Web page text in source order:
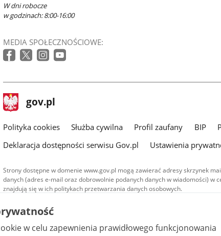
W dni robocze
w godzinach: 8:00-16:00
MEDIA SPOŁECZNOŚCIOWE:
stopka
gov.pl Strona
gov.pl
gov.pl
Polityka cookies Służba cywilna Profil zaufany BIP
Deklaracja dostępności serwisu Gov.pl
Ustawienia
Strony dostępne w domenie www.gov.pl mogą zawierać adresy skrzynek
danych (adres e-mail oraz dobrowolnie podanych danych w wiadomości) w
znajdują się w ich politykach przetwarzania danych osobowych.
Treści tekstowe publikowane w serwisie (z wyłączeniem treści
udostępniane na licencji typu Creative Commons: uznanie
warunkach 4.0 (CC BY-SA 4.0). Materiały audiowizualne, w
są udostępniane na licencji typu Creative Commons: uznanie
w celu zapewnienia prawidłowego funkcjonowania